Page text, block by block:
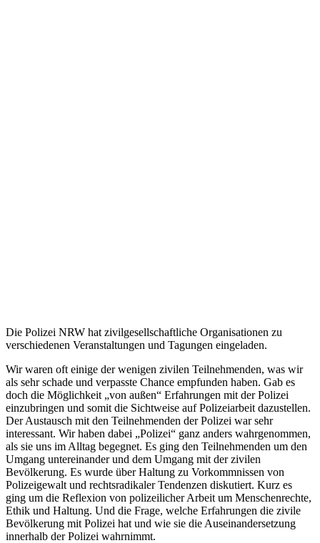
Die Polizei NRW hat zivilgesellschaftliche Organisationen zu
verschiedenen Veranstaltungen und Tagungen eingeladen.
Wir waren oft einige der wenigen zivilen Teilnehmenden, was wir
als sehr schade und verpasste Chance empfunden haben. Gab es
doch die Möglichkeit „von außen“ Erfahrungen mit der Polizei
einzubringen und somit die Sichtweise auf Polizeiarbeit dazustellen.
Der Austausch mit den Teilnehmenden der Polizei war sehr
interessant. Wir haben dabei „Polizei“ ganz anders wahrgenommen,
als sie uns im Alltag begegnet. Es ging den Teilnehmenden um den
Umgang untereinander und dem Umgang mit der zivilen
Bevölkerung. Es wurde über Haltung zu Vorkommnissen von
Polizeigewalt und rechtsradikaler Tendenzen diskutiert. Kurz es
ging um die Reflexion von polizeilicher Arbeit um Menschenrechte,
Ethik und Haltung. Und die Frage, welche Erfahrungen die zivile
Bevölkerung mit Polizei hat und wie sie die Auseinandersetzung
innerhalb der Polizei wahrnimmt.